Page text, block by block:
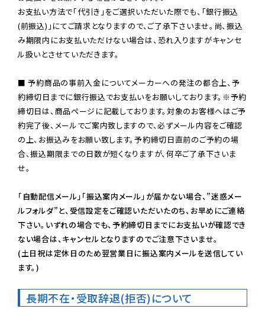
お支払い方法で「代引き」をご選択いただいた際でも、「銀行振込
(前振込)」にてご請求となりますので、ご了承下さいませ。尚、振込
み期限内にお支払いただけない場合は、恐れ入りますがキャンセ
ル扱いとさせていただきます。
■ 予約商品の事前入金についてメーカーへの発注の都合上、予
約締切日までに銀行振込でお支払いをお願いしております。※予約
締切日は、商品ページに記載しております。対象のお客様へはご予
約完了後、メールでご案内致しますので、必ずメール内容をご確認
の上、お振込みをお願い致します。予約締切日直前のご予約の場
合、振込期限までの日数が短くなりますが、何卒ご了承下さいま
せ。
「自動配信メール」「振込案内メール」が届かない場合、”迷惑メー
ルフォルダ”と、受信設定をご確認いただいたのち、お早めにご連絡
下さい。いずれの場合でも、予約締切日までにお支払いが確認でき
ない場合は、キャンセルとなりますのでご注意下さいませ。
(土日祝は定休日のため翌営業日に振込案内メールを送信してい
ます。)
長期不在・受取辞退(拒否)について